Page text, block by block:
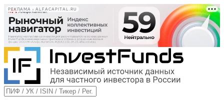
РЕКЛАМА • ALFACAPITAL.RU